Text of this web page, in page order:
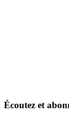
Écoutez et